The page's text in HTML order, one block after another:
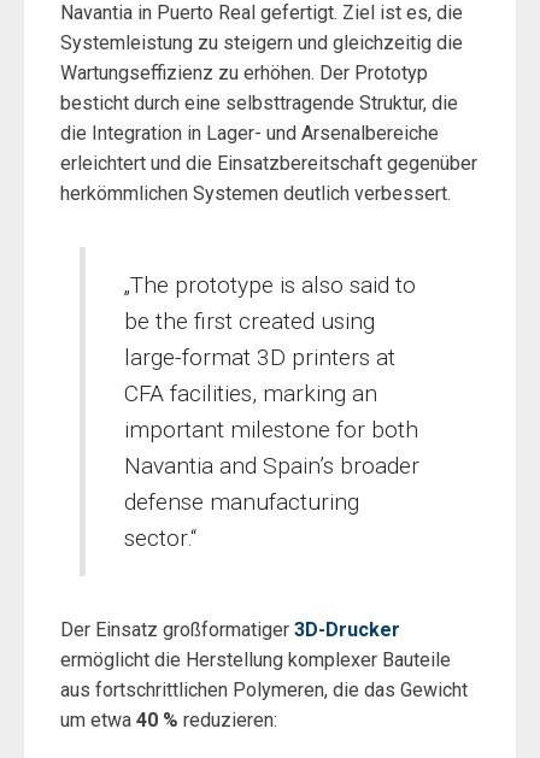
Navantia in Puerto Real gefertigt. Ziel ist es, die
Systemleistung zu steigern und gleichzeitig die
Wartungseffizienz zu erhöhen. Der Prototyp
besticht durch eine selbsttragende Struktur, die
die Integration in Lager- und Arsenalbereiche
erleichtert und die Einsatzbereitschaft gegenüber
herkömmlichen Systemen deutlich verbessert.
„The prototype is also said to
be the first created using
large-format 3D printers at
CFA facilities, marking an
important milestone for both
Navantia and Spain’s broader
defense manufacturing
sector.“
Der Einsatz großformatiger 3D-Drucker
ermöglicht die Herstellung komplexer Bauteile
aus fortschrittlichen Polymeren, die das Gewicht
um etwa 40 % reduzieren: